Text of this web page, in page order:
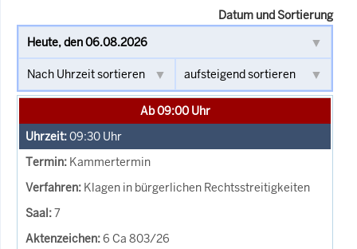
Datum und Sortierung
Ab 09:00 Uhr
09:30 Uhr
Kammertermin
Klagen in bürgerlichen Rechtsstreitigkeiten
7
6 Ca 803/26